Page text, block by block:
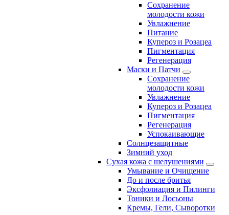
Сохранение
молодости кожи
Увлажнение
Питание
Купероз и Розацеа
Пигментация
Регенерация
Маски и Патчи
Сохранение
молодости кожи
Увлажнение
Купероз и Розацеа
Пигментация
Регенерация
Успокаивающие
Солнцезащитные
Зимний уход
Сухая кожа с шелушениями
Умывание и Очищение
До и после бритья
Эксфолиация и Пилинги
Тоники и Лосьоны
Кремы, Гели, Сыворотки